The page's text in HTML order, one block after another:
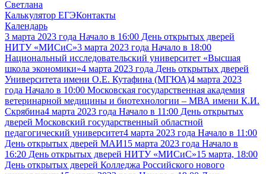
Светлана
Калькулятор ЕГЭКонтакты
Календарь
3 марта 2023 года Начало в 16:00 День открытых дверей
НИТУ «МИСиС»3 марта 2023 года Начало в 18:00
Национальный исследовательский университет «Высшая
школа экономики»4 марта 2023 года День открытых дверей
Университета имени О.Е. Кутафина (МГЮА)4 марта 2023
года Начало в 10:00 Московская государственная академия
ветеринарной медицины и биотехнологии – МВА имени К.И.
Скрябина4 марта 2023 года Начало в 11:00 День открытых
дверей Московский государственный областной
педагогический университет4 марта 2023 года Начало в 11:00
День открытых дверей МАИ15 марта 2023 года Начало в
16:20 День открытых дверей НИТУ «МИСиС»15 марта, 18:00
День открытых дверей Колледжа Российского нового